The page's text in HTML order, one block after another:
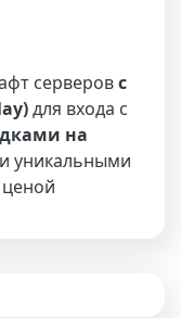
серверовс
для входа с
на
и уникальными